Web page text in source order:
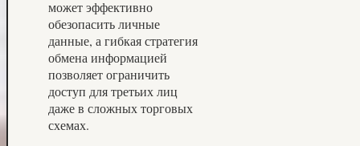
может эффективно
обезопасить личные
данные, а гибкая стратегия
обмена информацией
позволяет ограничить
доступ для третьих лиц
даже в сложных торговых
схемах.